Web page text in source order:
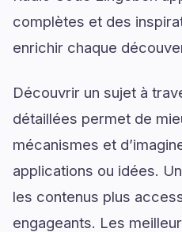
complètes et des
enrichir chaque
Découvrir un sujet à
détaillées permet de
mécanismes et
applications ou idées.
les contenus plus
engageants. Les